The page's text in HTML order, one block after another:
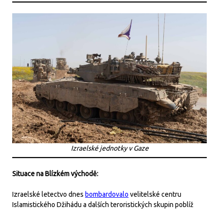
Izraelské jednotky v Gaze
Situace na Blízkém východě:
Izraelské letectvo dnes bombardovalo velitelské centru
Islamistického Džihádu a dalších teroristických skupin poblíž